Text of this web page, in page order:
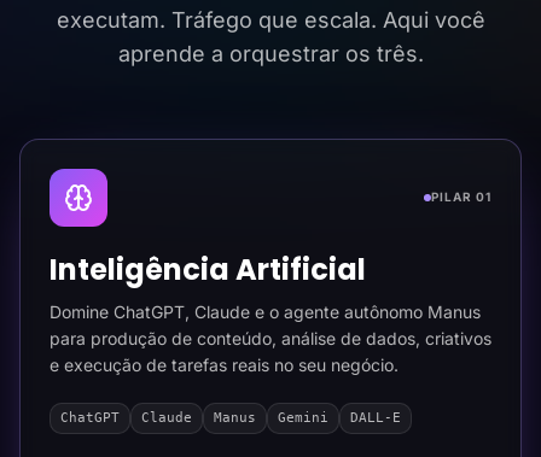
executam. Tráfego que escala. Aqui você
aprende a orquestrar os três.
PILAR 01
Inteligência Artificial
Domine ChatGPT, Claude e o agente autônomo Manus
para produção de conteúdo, análise de dados, criativos
e execução de tarefas reais no seu negócio.
ChatGPT Claude Manus Gemini DALL-E